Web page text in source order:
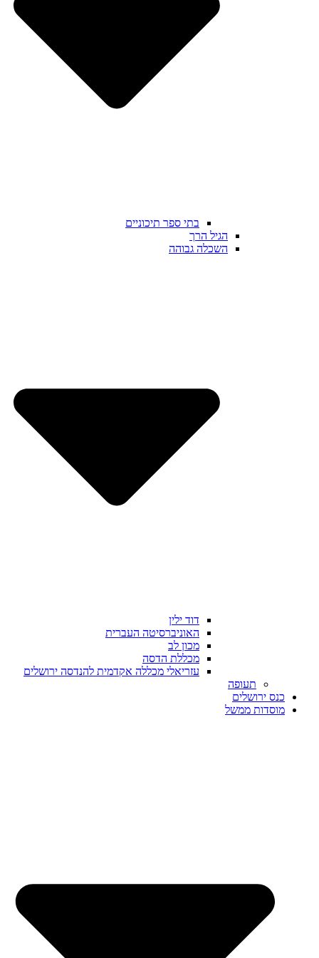
בתי ספר תיכוניים
הגיל הרך
השכלה גבוהה
דוד ילין
האוניברסיטה העברית
מכון לב
מכללת הדסה
עזריאלי מכללה אקדמית להנדסה ירושלים
תעופה
כנס ירושלים
מוסדות ממשל